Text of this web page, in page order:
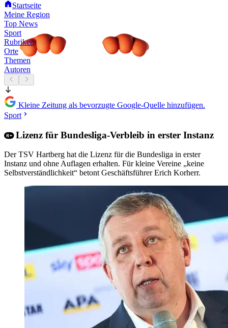
Startseite
Meine Region
Top News
Sport
Rubriken
Orte
Themen
Autoren
Kleine Zeitung als bevorzugte Google-Quelle hinzufügen.
Sport
Lizenz für Bundesliga-Verbleib in erster Instanz
Der TSV Hartberg hat die Lizenz für die Bundesliga in erster
Instanz und ohne Auflagen erhalten. Für kleine Vereine „keine
Selbstverständlichkeit“ betont Geschäftsführer Erich Korherr.